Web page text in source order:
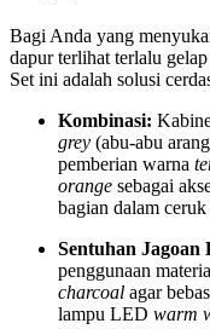
Bagi Anda yang
dapur terlihat terlalu
Set ini adalah solusi
Kombinasi:
grey (abu-abu
pemberian warna
orange sebagai
bagian dalam
Sentuhan Jagoan
penggunaan
charcoal agar
lampu LED warm